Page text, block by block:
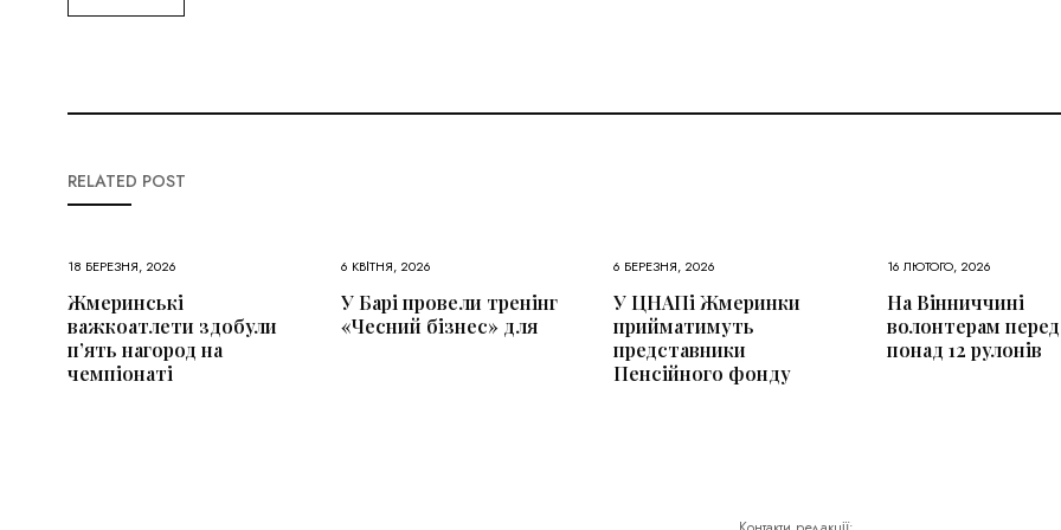
RELATED POST
18 БЕРЕЗНЯ, 2026
Жмеринські
важкоатлети здобули
п’ять нагород на
чемпіонаті
6 КВІТНЯ, 2026
У Барі провели тренінг
«Чесний бізнес» для
6 БЕРЕЗНЯ, 2026
У ЦНАПі Жмеринки
прийматимуть
представники
Пенсійного фонду
16 ЛЮТОГО, 2026
На Вінниччині
волонтерам
понад 12 рулонів